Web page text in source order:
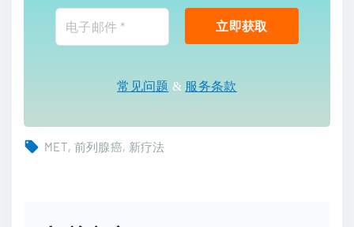
常见问题 & 服务条款
MET 前列腺癌 新疗法